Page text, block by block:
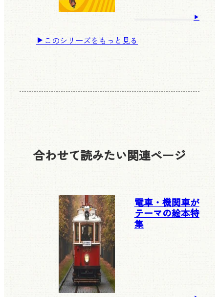
このシリーズをもっと見る
合わせて読みたい関連ページ
電車・機関車が
テーマの絵本特
集